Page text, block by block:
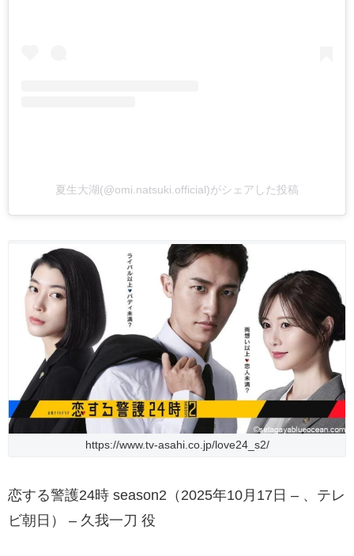
夏生大湖(@omi.natsuki.official)がシェアした投稿
https://www.tv-asahi.co.jp/love24_s2/
恋する警護24時 season2（2025年10月17日 – 、テレ
ビ朝日） – 久我一刀 役